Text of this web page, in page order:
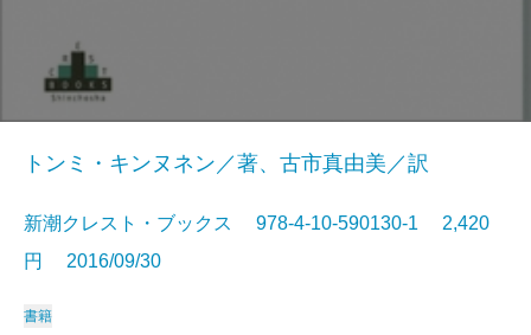
トンミ・キンヌネン／著、古市真由美／訳
新潮クレスト・ブックス 978-4-10-590130-1 2,420
円 2016/09/30
書籍